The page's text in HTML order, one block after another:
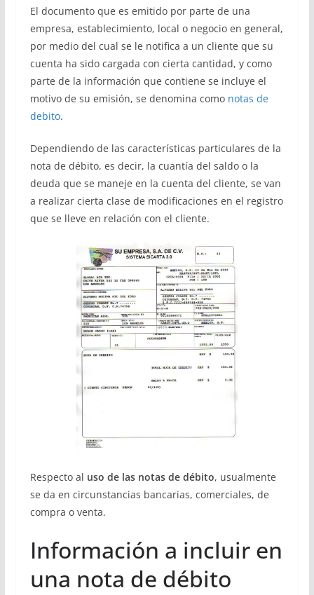
El documento que es emitido por parte de una
empresa, establecimiento, local o negocio en general,
por medio del cual se le notifica a un cliente que su
cuenta ha sido cargada con cierta cantidad, y como
parte de la información que contiene se incluye el
motivo de su emisión, se denomina como notas de
debito.
Dependiendo de las características particulares de la
nota de débito, es decir, la cuantía del saldo o la
deuda que se maneje en la cuenta del cliente, se van
a realizar cierta clase de modificaciones en el registro
que se lleve en relación con el cliente.
Respecto al uso de las notas de débito, usualmente
se da en circunstancias bancarias, comerciales, de
compra o venta.
Información a incluir en
una nota de débito